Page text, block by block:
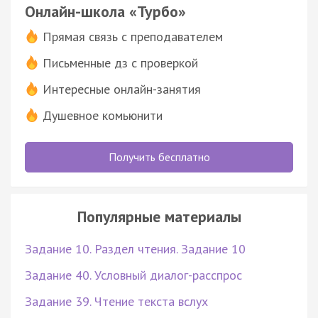
Онлайн-школа «Турбо»
Прямая связь с преподавателем
Письменные дз с проверкой
Интересные онлайн-занятия
Душевное комьюнити
Получить бесплатно
Популярные материалы
Задание 10. Раздел чтения. Задание 10
Задание 40. Условный диалог-расспрос
Задание 39. Чтение текста вслух